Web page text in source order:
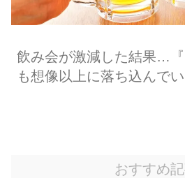
飲み会が激減した結果…
も想像以上に落ち込んでい
おすすめ